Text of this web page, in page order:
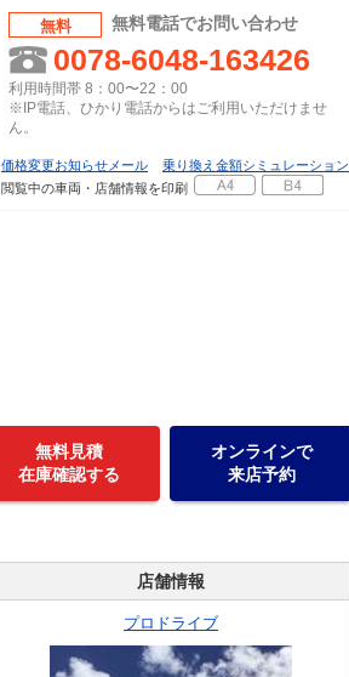
無料 無料電話でお問い合わせ
0078-6048-163426
利用時間帯 8：00〜22：00
※IP電話、ひかり電話からはご利用いただけませ
ん。
価格変更お知らせメール
乗り換え金額シミュレーション
閲覧中の車両・店舗情報を印刷
無料見積
在庫確認する
オンラインで
来店予約
店舗情報
プロドライブ